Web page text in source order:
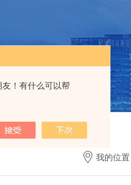
！有什么可以帮
我的位置